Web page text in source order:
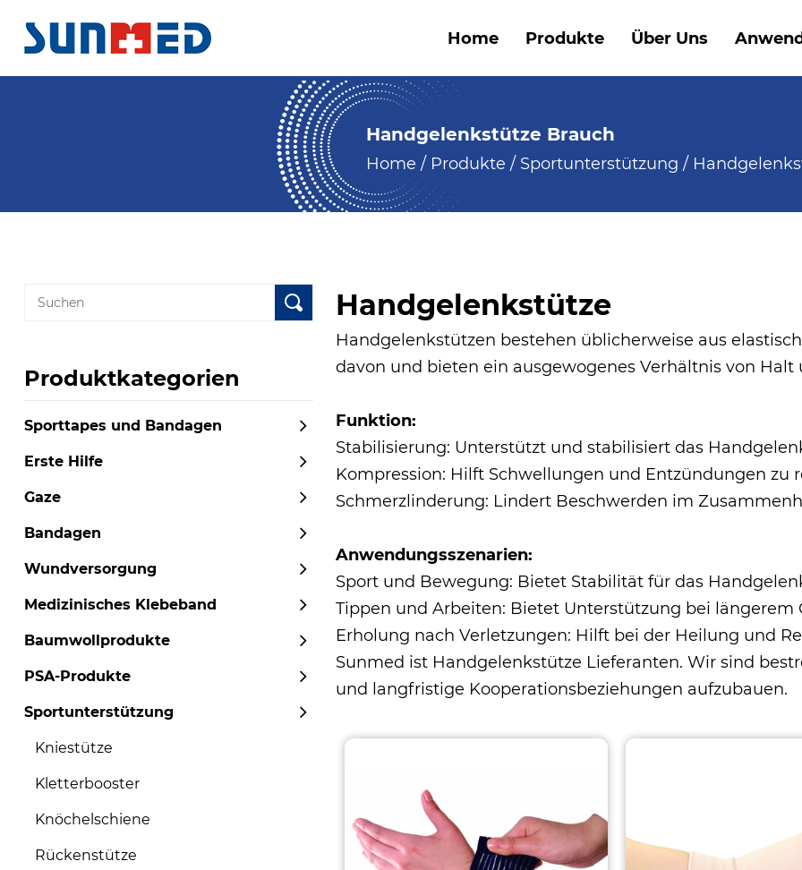
Home Produkte Über Uns
Handgelenkstütze Brauch
Home / Produkte / Sportunterstützung /
Produktkategorien
Sporttapes und Bandagen
Erste Hilfe
Gaze
Bandagen
Wundversorgung
Medizinisches Klebeband
Baumwollprodukte
PSA-Produkte
Sportunterstützung
Kniestütze
Kletterbooster
Knöchelschiene
Rückenstütze
Handgelenkstütze
Handgelenkstützen bestehen üblicherweise aus
davon und bieten ein ausgewogenes Verhältnis von Halt
Funktion:
Stabilisierung: Unterstützt und stabilisiert das
Kompression: Hilft Schwellungen und Entzündungen zu
Schmerzlinderung: Lindert Beschwerden im
Anwendungsszenarien:
Sport und Bewegung: Bietet Stabilität für das
Tippen und Arbeiten: Bietet Unterstützung bei längerem
Erholung nach Verletzungen: Hilft bei der Heilung und
Sunmed ist Handgelenkstütze Lieferanten. Wir sind
und langfristige Kooperationsbeziehungen aufzubauen.